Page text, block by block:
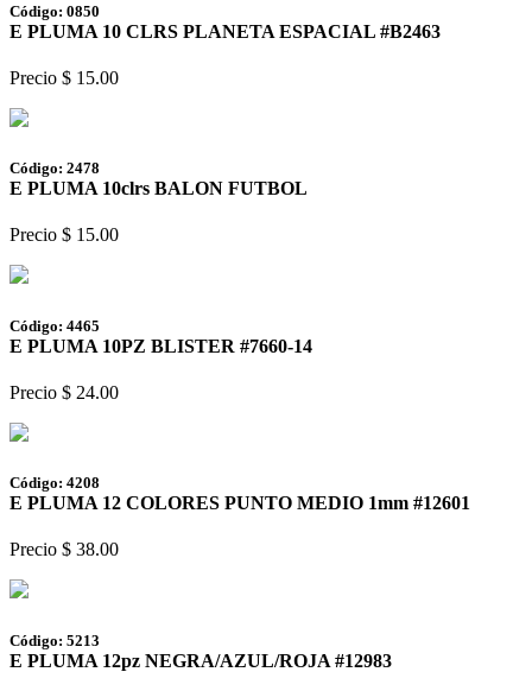
Código: 0850
E PLUMA 10 CLRS PLANETA ESPACIAL #B2463
Precio $ 15.00
Código: 2478
E PLUMA 10clrs BALON FUTBOL
Precio $ 15.00
Código: 4465
E PLUMA 10PZ BLISTER #7660-14
Precio $ 24.00
Código: 4208
E PLUMA 12 COLORES PUNTO MEDIO 1mm #12601
Precio $ 38.00
Código: 5213
E PLUMA 12pz NEGRA/AZUL/ROJA #12983